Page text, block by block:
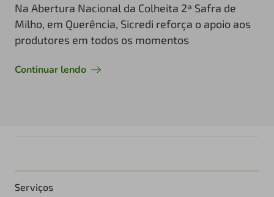
Na Abertura Nacional da Colheita 2ª Safra de
Milho, em Querência, Sicredi reforça o apoio aos
produtores em todos os momentos
Continuar lendo
Serviços